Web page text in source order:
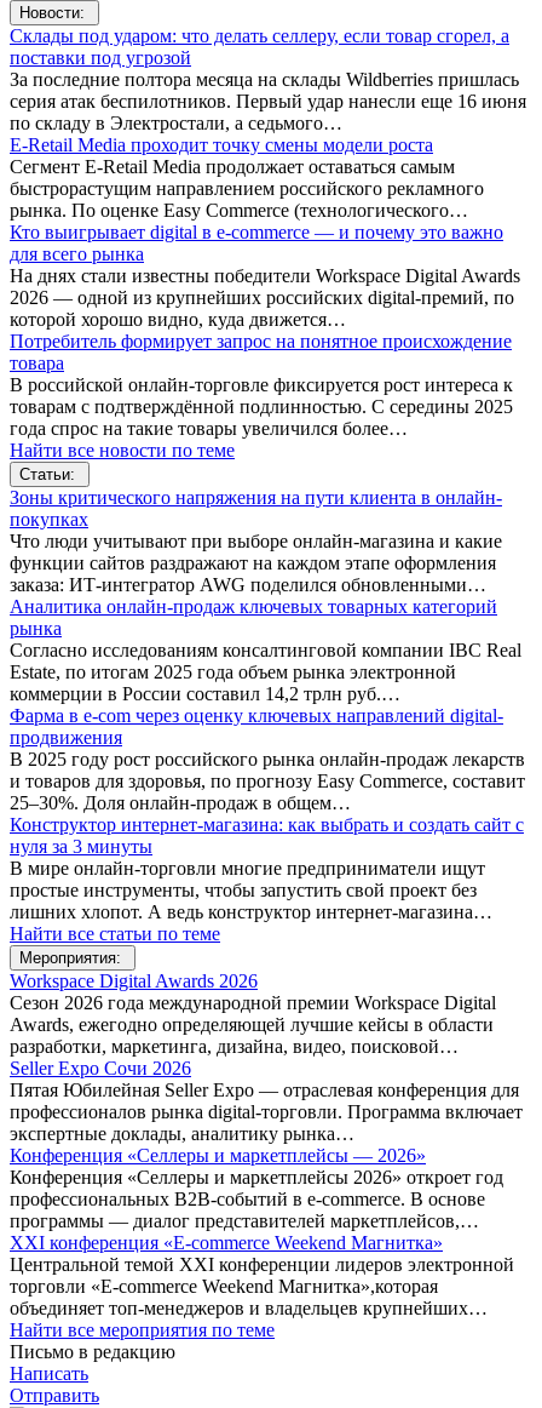
Новости:
Склады под ударом: что делать селлеру, если товар сгорел, а
поставки под угрозой
За последние полтора месяца на склады Wildberries пришлась
серия атак беспилотников. Первый удар нанесли еще 16 июня
по складу в Электростали, а седьмого…
E-Retail Media проходит точку смены модели роста
Сегмент E-Retail Media продолжает оставаться самым
быстрорастущим направлением российского рекламного
рынка. По оценке Easy Commerce (технологического…
Кто выигрывает digital в e-commerce — и почему это важно
для всего рынка
На днях стали известны победители Workspace Digital Awards
2026 — одной из крупнейших российских digital-премий, по
которой хорошо видно, куда движется…
Потребитель формирует запрос на понятное происхождение
товара
В российской онлайн-торговле фиксируется рост интереса к
товарам с подтверждённой подлинностью. С середины 2025
года спрос на такие товары увеличился более…
Найти все новости по теме
Статьи:
Зоны критического напряжения на пути клиента в онлайн-
покупках
Что люди учитывают при выборе онлайн-магазина и какие
функции сайтов раздражают на каждом этапе оформления
заказа: ИТ-интегратор AWG поделился обновленными…
Аналитика онлайн-продаж ключевых товарных категорий
рынка
Согласно исследованиям консалтинговой компании IBC Real
Estate, по итогам 2025 года объем рынка электронной
коммерции в России составил 14,2 трлн руб.…
Фарма в e-com через оценку ключевых направлений digital-
продвижения
В 2025 году рост российского рынка онлайн-продаж лекарств
и товаров для здоровья, по прогнозу Easy Commerce, составит
25–30%. Доля онлайн-продаж в общем…
Конструктор интернет-магазина: как выбрать и создать сайт с
нуля за 3 минуты
В мире онлайн-торговли многие предприниматели ищут
простые инструменты, чтобы запустить свой проект без
лишних хлопот. А ведь конструктор интернет-магазина…
Найти все статьи по теме
Мероприятия:
Workspace Digital Awards 2026
Сезон 2026 года международной премии Workspace Digital
Awards, ежегодно определяющей лучшие кейсы в области
разработки, маркетинга, дизайна, видео, поисковой…
Seller Expo Сочи 2026
Пятая Юбилейная Seller Expo — отраслевая конференция для
профессионалов рынка digital-торговли. Программа включает
экспертные доклады, аналитику рынка…
Конференция «Селлеры и маркетплейсы — 2026»
Конференция «Селлеры и маркетплейсы 2026» откроет год
профессиональных B2B-событий в e-commerce. В основе
программы — диалог представителей маркетплейсов,…
XXI конференция «E-commerce Weekend Магнитка»
Центральной темой XXI конференции лидеров электронной
торговли «E-commerce Weekend Магнитка»,которая
объединяет топ-менеджеров и владельцев крупнейших…
Найти все мероприятия по теме
Письмо в редакцию
Написать
Отправить